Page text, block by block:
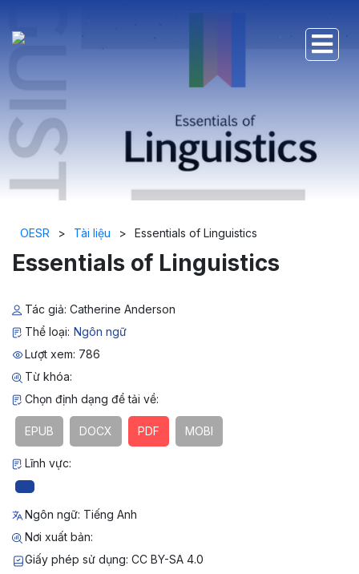
OESR > Tài liệu > Essentials of Linguistics
Essentials of Linguistics
Tác giả: Catherine Anderson
Thể loại: Ngôn ngữ
Lượt xem: 786
Từ khóa:
Chọn định dạng để tải về:
EPUB DOCX PDF MOBI
Lĩnh vực:
Ngôn ngữ: Tiếng Anh
Nơi xuất bản:
Giấy phép sử dụng: CC BY-SA 4.0